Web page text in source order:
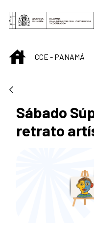
Saltar al contenido
INICIOCCE - PANAMÁ
Sábado
retrato